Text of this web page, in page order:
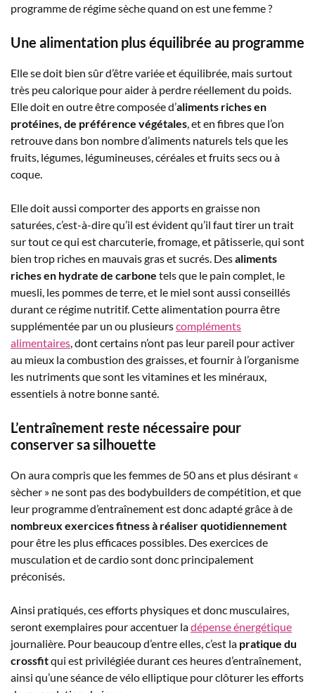
programme de régime sèche quand on est une femme ?
Une alimentation plus équilibrée au programme
Elle se doit bien sûr d’être variée et équilibrée, mais surtout
très peu calorique pour aider à perdre réellement du poids.
Elle doit en outre être composée d’aliments riches en
protéines, de préférence végétales, et en fibres que l’on
retrouve dans bon nombre d’aliments naturels tels que les
fruits, légumes, légumineuses, céréales et fruits secs ou à
coque.
Elle doit aussi comporter des apports en graisse non
saturées, c’est-à-dire qu’il est évident qu’il faut tirer un trait
sur tout ce qui est charcuterie, fromage, et pâtisserie, qui sont
bien trop riches en mauvais gras et sucrés. Desaliments
riches en hydrate de carbone tels que le pain complet, le
muesli, les pommes de terre, et le miel sont aussi conseillés
durant ce régime nutritif. Cette alimentation pourra être
supplémentée par un ou plusieurscompléments
alimentaires, dont certains n’ont pas leur pareil pour activer
au mieux la combustion des graisses, et fournir à l’organisme
les nutriments que sont les vitamines et les minéraux,
essentiels à notre bonne santé.
L’entraînement reste nécessaire pour
conserver sa silhouette
On aura compris que les femmes de 50 ans et plus désirant «
sècher » ne sont pas des bodybuilders de compétition, et que
leur programme d’entraînement est donc adapté grâce à de
nombreux exercices fitness à réaliser quotidiennement
pour être les plus efficaces possibles. Des exercices de
musculation et de cardio sont donc principalement
préconisés.
Ainsi pratiqués, ces efforts physiques et donc musculaires,
seront exemplaires pour accentuer ladépense énergétique
journalière. Pour beaucoup d’entre elles, c’est la pratique du
crossfitqui est privilégiée durant ces heures d’entraînement,
ainsi qu’une séance de vélo elliptique pour clôturer les efforts